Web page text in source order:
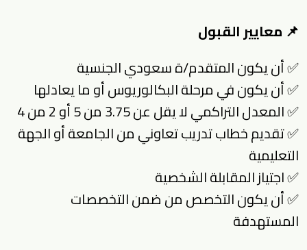
📌 معايير القبول
✅ أن يكون المتقدم/ة سعودي الجنسية
✅ أن يكون في مرحلة البكالوريوس أو ما يعادلها
✅ المعدل التراكمي لا يقل عن 3.75 من 5 أو 2 من 4
✅ تقديم خطاب تدريب تعاوني من الجامعة أو الجهة
التعليمية
✅ اجتياز المقابلة الشخصية
✅ أن يكون التخصص من ضمن التخصصات
المستهدفة